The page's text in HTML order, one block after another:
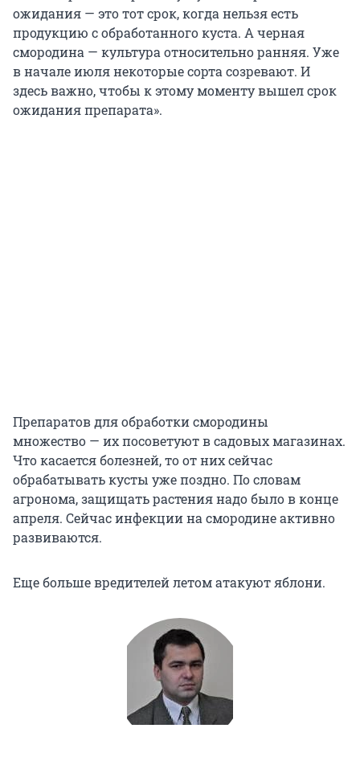
ожидания — это тот срок, когда нельзя есть
продукцию с обработанного куста. А черная
смородина — культура относительно ранняя. Уже
в начале июля некоторые сорта созревают. И
здесь важно, чтобы к этому моменту вышел срок
ожидания препарата».
Препаратов для обработки смородины
множество — их посоветуют в садовых магазинах.
Что касается болезней, то от них сейчас
обрабатывать кусты уже поздно. По словам
агронома, защищать растения надо было в конце
апреля. Сейчас инфекции на смородине активно
развиваются.
Еще больше вредителей летом атакуют яблони.